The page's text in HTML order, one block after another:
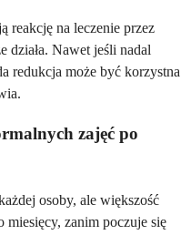
reakcję na leczenie przez
działa. Nawet jeśli nadal
redukcja może być korzystna
zajęć po
osoby, ale większość
zanim poczuje się